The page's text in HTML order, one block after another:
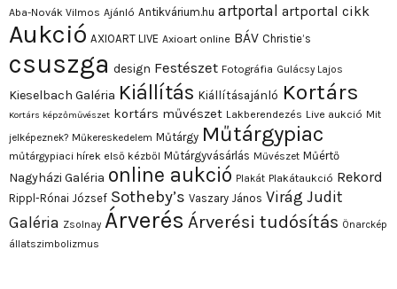
Aba-Novák Vilmos Ajánló Antikvárium.hu artportal artportal cikk
Aukció AXIOART LIVE Axioart online BÁV Christie’s
csuszga design Festészet Fotográfia Gulácsy Lajos
Kieselbach Galéria Kiállítás Kiállításajánló Kortárs
Kortárs képzőművészet kortárs művészet Lakberendezés Live aukció Mit
jelképeznek? Műkereskedelem Műtárgy Műtárgypiac
műtárgypiaci hírek első kézből Műtárgyvásárlás Művészet Műértő
Nagyházi Galéria online aukció Plakát Plakátaukció Rekord
Rippl-Rónai József Sotheby’s Vaszary János Virág Judit
Galéria Zsolnay Árverés Árverési tudósítás Önarckép
állatszimbolizmus